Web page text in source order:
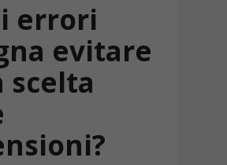
errori
evitare
scelta